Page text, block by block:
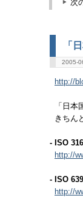
次
「
2005-
http://
「日本
きちん
- ISO
http://
- ISO 639
http://